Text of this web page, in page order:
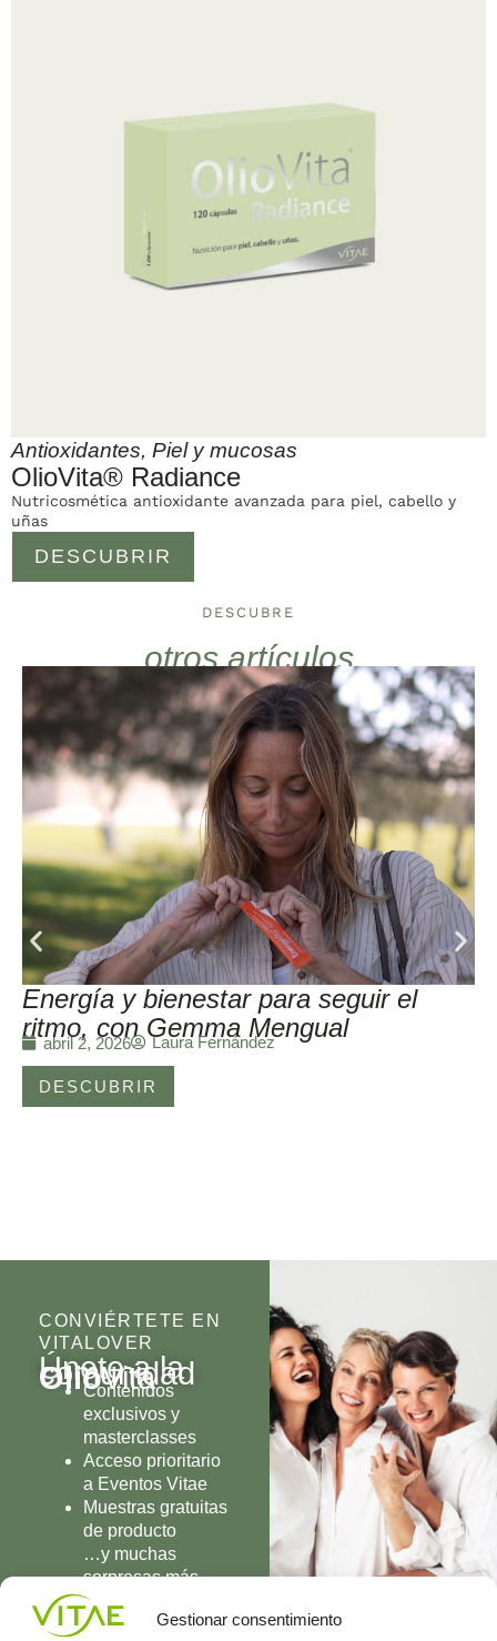
Gestionar consentimiento
Antioxidantes, Piel y mucosas
OlioVita® Radiance
DESCUBRIR
Nutricosmética antioxidante avanzada para piel, cabello y
uñas
DESCUBRE
otros artículos
Energía y bienestar para seguir el
ritmo, con Gemma Mengual
abril 2, 2026 Laura Fernández
DESCUBRIR
CONVIÉRTETE EN
VITALOVER
Únete a la
comunidad
OlioVita
Contenidos
exclusivos y
masterclasses
Acceso prioritario
a Eventos Vitae
Muestras gratuitas
de producto
…y muchas
sorpresas más
UNIRME